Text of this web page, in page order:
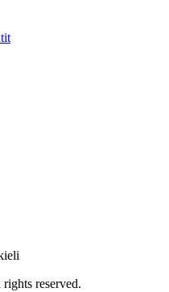
reserved.